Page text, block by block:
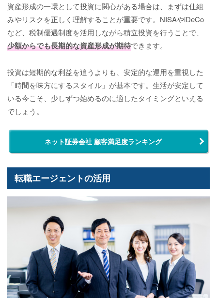
資産形成の一環として投資に関心がある場合は、まずは仕組
みやリスクを正しく理解することが重要です。NISAやiDeCo
など、税制優遇制度を活用しながら積立投資を行うことで、
少額からでも長期的な資産形成が期待できます。
投資は短期的な利益を追うよりも、安定的な運用を重視した
「時間を味方にするスタイル」が基本です。生活が安定して
いる今こそ、少しずつ始めるのに適したタイミングといえる
でしょう。
ネット証券会社 顧客満足度ランキング
転職エージェントの活用